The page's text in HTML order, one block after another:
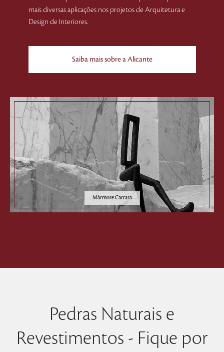
mais diversas aplicações nos projetos de Arquitetura e
Design de Interiores.
Saiba mais sobre a Alicante
Mármore Carrara
Pedras Naturais e
Revestimentos - Fique por